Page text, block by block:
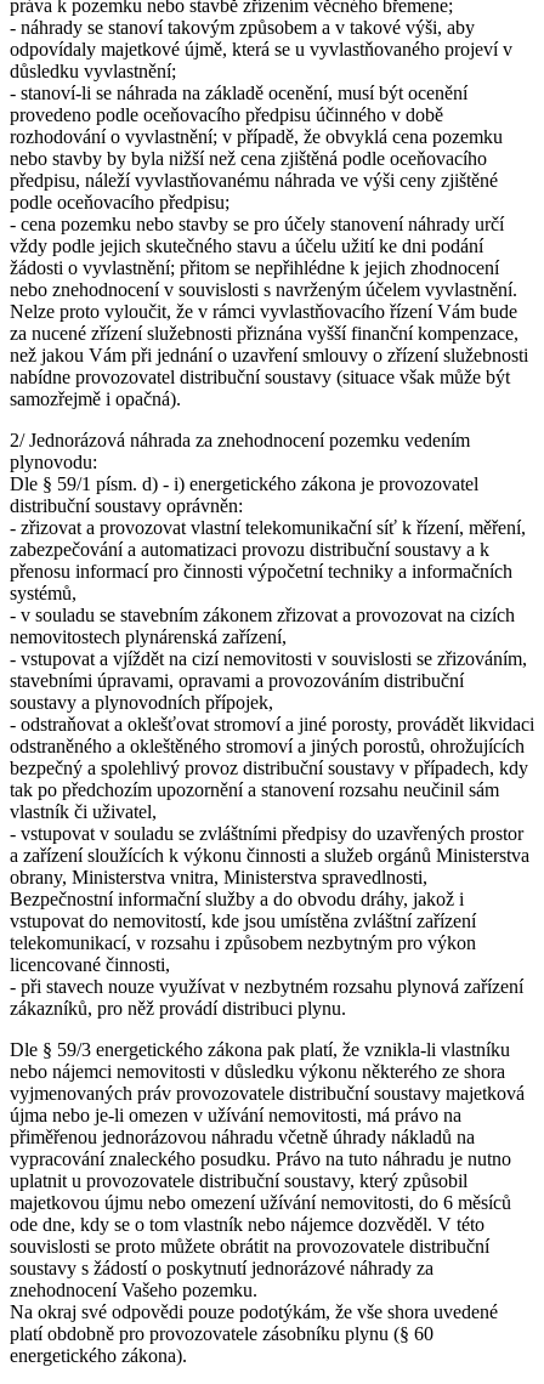
práva k pozemku nebo stavbě zřízením věcného břemene;
- náhrady se stanoví takovým způsobem a v takové výši, aby
odpovídaly majetkové újmě, která se u vyvlastňovaného projeví v
důsledku vyvlastnění;
- stanoví-li se náhrada na základě ocenění, musí být ocenění
provedeno podle oceňovacího předpisu účinného v době
rozhodování o vyvlastnění; v případě, že obvyklá cena pozemku
nebo stavby by byla nižší než cena zjištěná podle oceňovacího
předpisu, náleží vyvlastňovanému náhrada ve výši ceny zjištěné
podle oceňovacího předpisu;
- cena pozemku nebo stavby se pro účely stanovení náhrady určí
vždy podle jejich skutečného stavu a účelu užití ke dni podání
žádosti o vyvlastnění; přitom se nepřihlédne k jejich zhodnocení
nebo znehodnocení v souvislosti s navrženým účelem vyvlastnění.
Nelze proto vyloučit, že v rámci vyvlastňovacího řízení Vám bude
za nucené zřízení služebnosti přiznána vyšší finanční kompenzace,
než jakou Vám při jednání o uzavření smlouvy o zřízení služebnosti
nabídne provozovatel distribuční soustavy (situace však může být
samozřejmě i opačná).
2/ Jednorázová náhrada za znehodnocení pozemku vedením
plynovodu:
Dle § 59/1 písm. d) - i) energetického zákona je provozovatel
distribuční soustavy oprávněn:
- zřizovat a provozovat vlastní telekomunikační síť k řízení, měření,
zabezpečování a automatizaci provozu distribuční soustavy a k
přenosu informací pro činnosti výpočetní techniky a informačních
systémů,
- v souladu se stavebním zákonem zřizovat a provozovat na cizích
nemovitostech plynárenská zařízení,
- vstupovat a vjíždět na cizí nemovitosti v souvislosti se zřizováním,
stavebními úpravami, opravami a provozováním distribuční
soustavy a plynovodních přípojek,
- odstraňovat a oklešťovat stromoví a jiné porosty, provádět likvidaci
odstraněného a okleštěného stromoví a jiných porostů, ohrožujících
bezpečný a spolehlivý provoz distribuční soustavy v případech, kdy
tak po předchozím upozornění a stanovení rozsahu neučinil sám
vlastník či uživatel,
- vstupovat v souladu se zvláštními předpisy do uzavřených prostor
a zařízení sloužících k výkonu činnosti a služeb orgánů Ministerstva
obrany, Ministerstva vnitra, Ministerstva spravedlnosti,
Bezpečnostní informační služby a do obvodu dráhy, jakož i
vstupovat do nemovitostí, kde jsou umístěna zvláštní zařízení
telekomunikací, v rozsahu i způsobem nezbytným pro výkon
licencované činnosti,
- při stavech nouze využívat v nezbytném rozsahu plynová zařízení
zákazníků, pro něž provádí distribuci plynu.
Dle § 59/3 energetického zákona pak platí, že vznikla-li vlastníku
nebo nájemci nemovitosti v důsledku výkonu některého ze shora
vyjmenovaných práv provozovatele distribuční soustavy majetková
újma nebo je-li omezen v užívání nemovitosti, má právo na
přiměřenou jednorázovou náhradu včetně úhrady nákladů na
vypracování znaleckého posudku. Právo na tuto náhradu je nutno
uplatnit u provozovatele distribuční soustavy, který způsobil
majetkovou újmu nebo omezení užívání nemovitosti, do 6 měsíců
ode dne, kdy se o tom vlastník nebo nájemce dozvěděl. V této
souvislosti se proto můžete obrátit na provozovatele distribuční
soustavy s žádostí o poskytnutí jednorázové náhrady za
znehodnocení Vašeho pozemku.
Na okraj své odpovědi pouze podotýkám, že vše shora uvedené
platí obdobně pro provozovatele zásobníku plynu (§ 60
energetického zákona).